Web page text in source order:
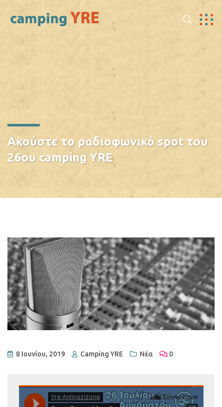
Ακούστε το ραδιοφωνικό spot του
26ου camping YRE
8 Ιουνίου, 2019 Camping YRE Νέα 0